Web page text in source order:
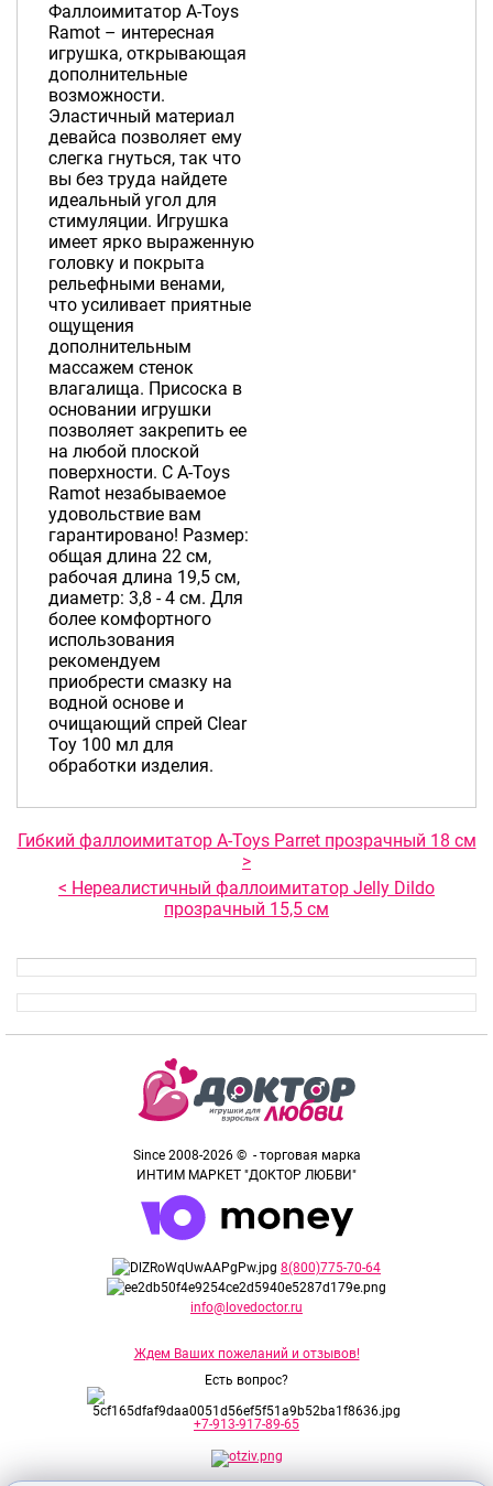
Фаллоимитатор A-Toys
Ramot – интересная
игрушка, открывающая
дополнительные
возможности.
Эластичный материал
девайса позволяет ему
слегка гнуться, так что
вы без труда найдете
идеальный угол для
стимуляции. Игрушка
имеет ярко выраженную
головку и покрыта
рельефными венами,
что усиливает приятные
ощущения
дополнительным
массажем стенок
влагалища. Присоска в
основании игрушки
позволяет закрепить ее
на любой плоской
поверхности. С A-Toys
Ramot незабываемое
удовольствие вам
гарантировано! Размер:
общая длина 22 см,
рабочая длина 19,5 см,
диаметр: 3,8 - 4 см. Для
более комфортного
использования
рекомендуем
приобрести смазку на
водной основе и
очищающий спрей Clear
Toy 100 мл для
обработки изделия.
Гибкий фаллоимитатор A-Toys Parret прозрачный 18 см
>
< Нереалистичный фаллоимитатор Jelly Dildo
прозрачный 15,5 см
Since 2008-2026 © - торговая марка
ИНТИМ МАРКЕТ "ДОКТОР ЛЮБВИ"
8(800)775-70-64
info@lovedoctor.ru
Ждем Ваших пожеланий и отзывов!
Есть вопрос?
+7-913-917-89-65